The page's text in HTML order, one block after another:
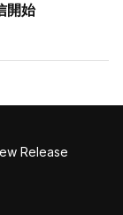
開始
Release